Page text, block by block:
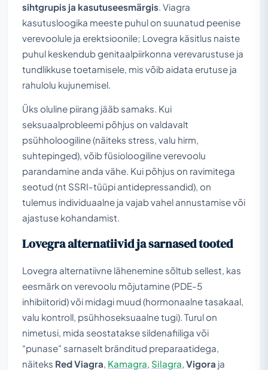
sihtgrupis ja kasutuseesmärgis . Viagra
kasutusloogika meeste puhul on suunatud peenise
verevoolule ja erektsioonile; Lovegra käsitlus naiste
puhul keskendub genitaalpiirkonna verevarustuse ja
tundlikkuse toetamisele, mis võib aidata erutuse ja
rahulolu kujunemisel.
Üks oluline piirang jääb samaks. Kui
seksuaalprobleemi põhjus on valdavalt
psühholoogiline (näiteks stress, valu hirm,
suhtepinged), võib füsioloogiline verevoolu
parandamine anda vähe. Kui põhjus on ravimitega
seotud (nt SSRI-tüüpi antidepressandid), on
tulemus individuaalne ja vajab vahel annustamise või
ajastuse kohandamist.
Lovegra alternatiivid ja sarnased tooted
Lovegra alternatiivne lähenemine sõltub sellest, kas
eesmärk on verevoolu mõjutamine (PDE-5
inhibiitorid) või midagi muud (hormonaalne tasakaal,
valu kontroll, psühhoseksuaalne tugi). Turul on
nimetusi, mida seostatakse sildenafiiliga või
“punase” sarnaselt bränditud preparaatidega,
näiteks Red Viagra Kamagra Silagra Vigora ja